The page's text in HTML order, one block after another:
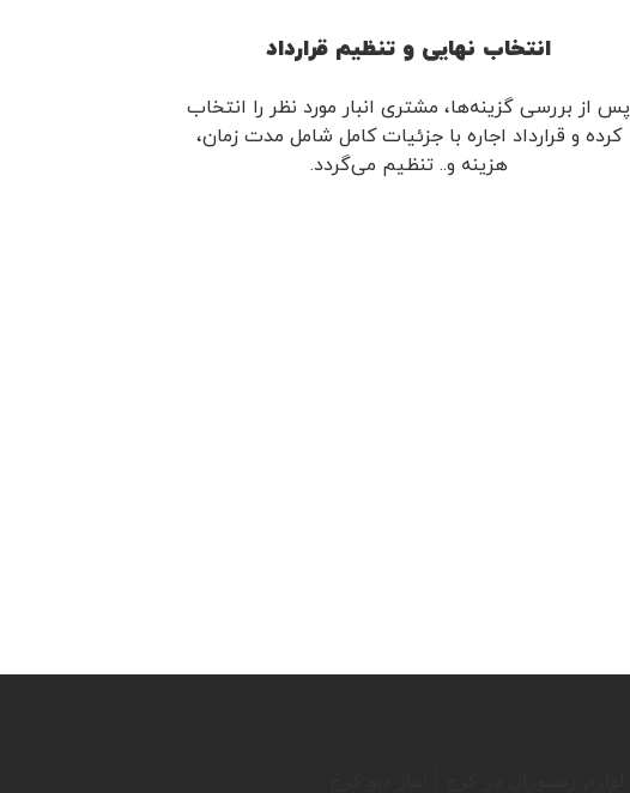
انتخاب نهایی و تنظیم قرارداد
پس از بررسی گزینه‌ها، مشتری انبار مورد نظر را انتخاب
کرده و قرارداد اجاره با جزئیات کامل شامل مدت زمان،
هزینه و.. تنظیم می‌گردد.